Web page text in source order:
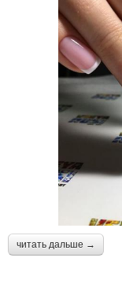
читать дальше →